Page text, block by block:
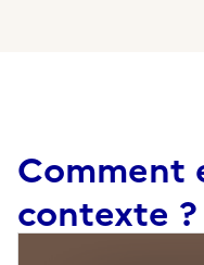
Comment
contexte ?